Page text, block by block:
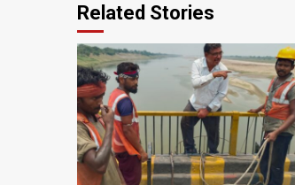
Related Stories